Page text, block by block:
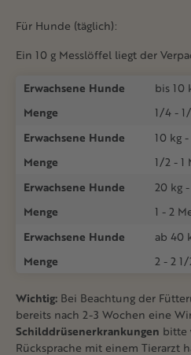
Für Hunde (täglich):
Ein 10 g Messlöffel liegt der
Erwachsene Hunde
bis 10
Menge
1/4 -
Erwachsene Hunde
10 kg
Menge
1/2 - 1
Erwachsene Hunde
20 kg
Menge
1 - 2
Erwachsene Hunde
ab 40
Menge
2 - 2
Wichtig: Bei Beachtung der
bereits nach 2-3 Wochen eine
Schilddrüsenerkrankungen bitte
Rücksprache mit einem Tierarzt